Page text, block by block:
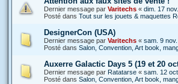
Dernier message par Varitechs « dim. 17
Posté dans Tout sur les jouets & maquettes
DesignerCon (USA)
Dernier message par Varitechs « sam. 9
Posté dans Salon, Convention, Art book,
Auxerre Galactic Days 5 (19 et 20
Dernier message par Ratatarse « sam. 12
Posté dans Salon, Convention, Art book,